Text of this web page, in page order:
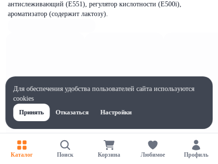
антислеживающий (Е551), регулятор кислотности (E500i),
ароматизатор (содержит лактозу).
Каталог Поиск Корзина Любимое Профиль
Для обеспечения удобства пользователей сайта используются
cookies
Принять
Отказаться Настройки